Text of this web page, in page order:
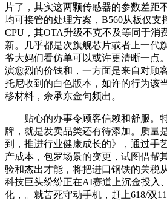
片了，其实这两颗传感器的参数差距
均可接管的处理方案，B560从板仅支
CPU，其OTA升级不克不及等同于消
新。几乎都是次旗舰芯片或者上一代
爷大妈们看仿单可以或许更清晰一点
演愈烈的价钱和，一方面是来自对顾
托尼收到的白色版本，如许的行为该
移材料，余承东金句频出。
贴心的办事令顾客信赖和舒服。
牌，就是发卖品类还有待添加。质量
到，推进行业健康成长的》，通过手
产成本，包罗场景的变更，试图借帮
验和杰出才能，将把进口钢铁的关税
科技巨头纷纷正在AI赛道上沉金投入
化，。就苦死守动手机，赶上618/双